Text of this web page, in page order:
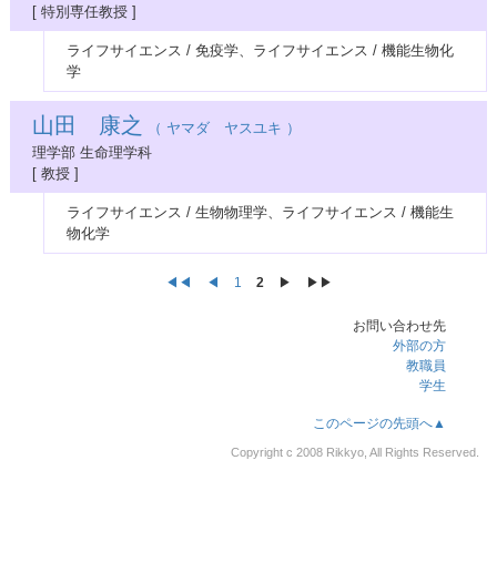
[ 特別専任教授 ]
ライフサイエンス / 免疫学、ライフサイエンス / 機能生物化
学
山田 康之
（ ヤマダ ヤスユキ ）
理学部 生命理学科
[ 教授 ]
ライフサイエンス / 生物物理学、ライフサイエンス / 機能生
物化学
◀◀ ◀ 1 2 ▶︎ ▶▶︎
お問い合わせ先
外部の方
教職員
学生
このページの先頭へ▲
Copyright c 2008 Rikkyo, All Rights Reserved.